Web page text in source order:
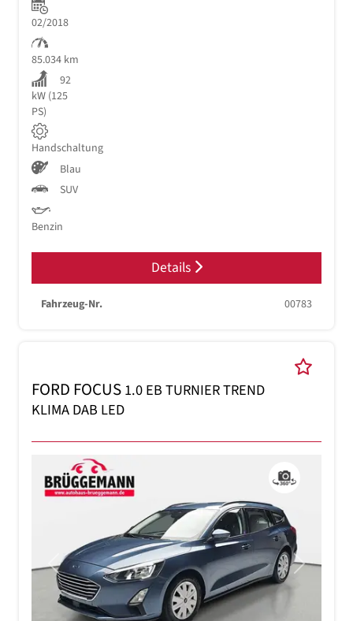
02/2018
85.034 km
92
kW (125
PS)
Handschaltung
Blau
SUV
Benzin
Details
Fahrzeug-Nr. 00783
FORD FOCUS1.0 EB TURNIER TREND
KLIMA DAB LED
Previous Next